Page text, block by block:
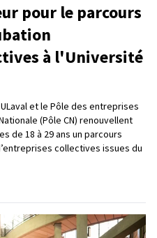
pour le parcours
à l'Université
et le Pôle des entreprises
(Pôle CN) renouvellent
de 18 à 29 ans un parcours
collectives issues du